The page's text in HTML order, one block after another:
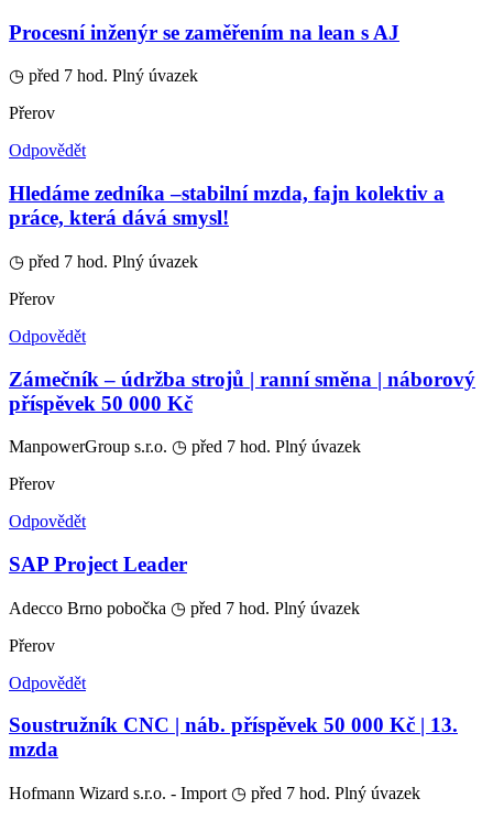
Procesní inženýr se zaměřením na lean s AJ
◷ před 7 hod. Plný úvazek
Přerov
Odpovědět
Hledáme zedníka –stabilní mzda, fajn kolektiv a
práce, která dává smysl!
◷ před 7 hod. Plný úvazek
Přerov
Odpovědět
Zámečník – údržba strojů | ranní směna | náborový
příspěvek 50 000 Kč
ManpowerGroup s.r.o. ◷ před 7 hod. Plný úvazek
Přerov
Odpovědět
SAP Project Leader
Adecco Brno pobočka ◷ před 7 hod. Plný úvazek
Přerov
Odpovědět
Soustružník CNC | náb. příspěvek 50 000 Kč | 13.
mzda
Hofmann Wizard s.r.o. - Import ◷ před 7 hod. Plný úvazek